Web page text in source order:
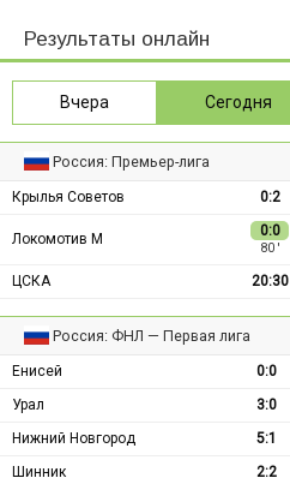
Результаты онлайн
Вчера Сегодня
Россия: Премьер-лига
Крылья Советов 0:2
Локомотив М 0:0
80 ′
ЦСКА 20:30
Россия: ФНЛ — Первая лига
Енисей 0:0
Урал
3:0
Нижний Новгород
5:1
Шинник
2:2